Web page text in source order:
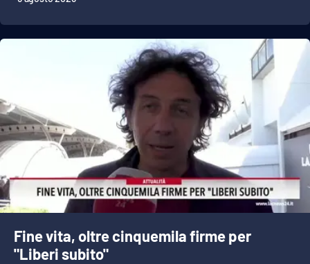
Fine vita, oltre cinquemila firme per
"Liberi subito"